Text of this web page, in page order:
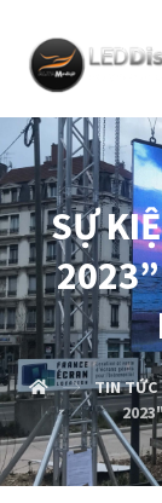
SỰ
TIN TỨC